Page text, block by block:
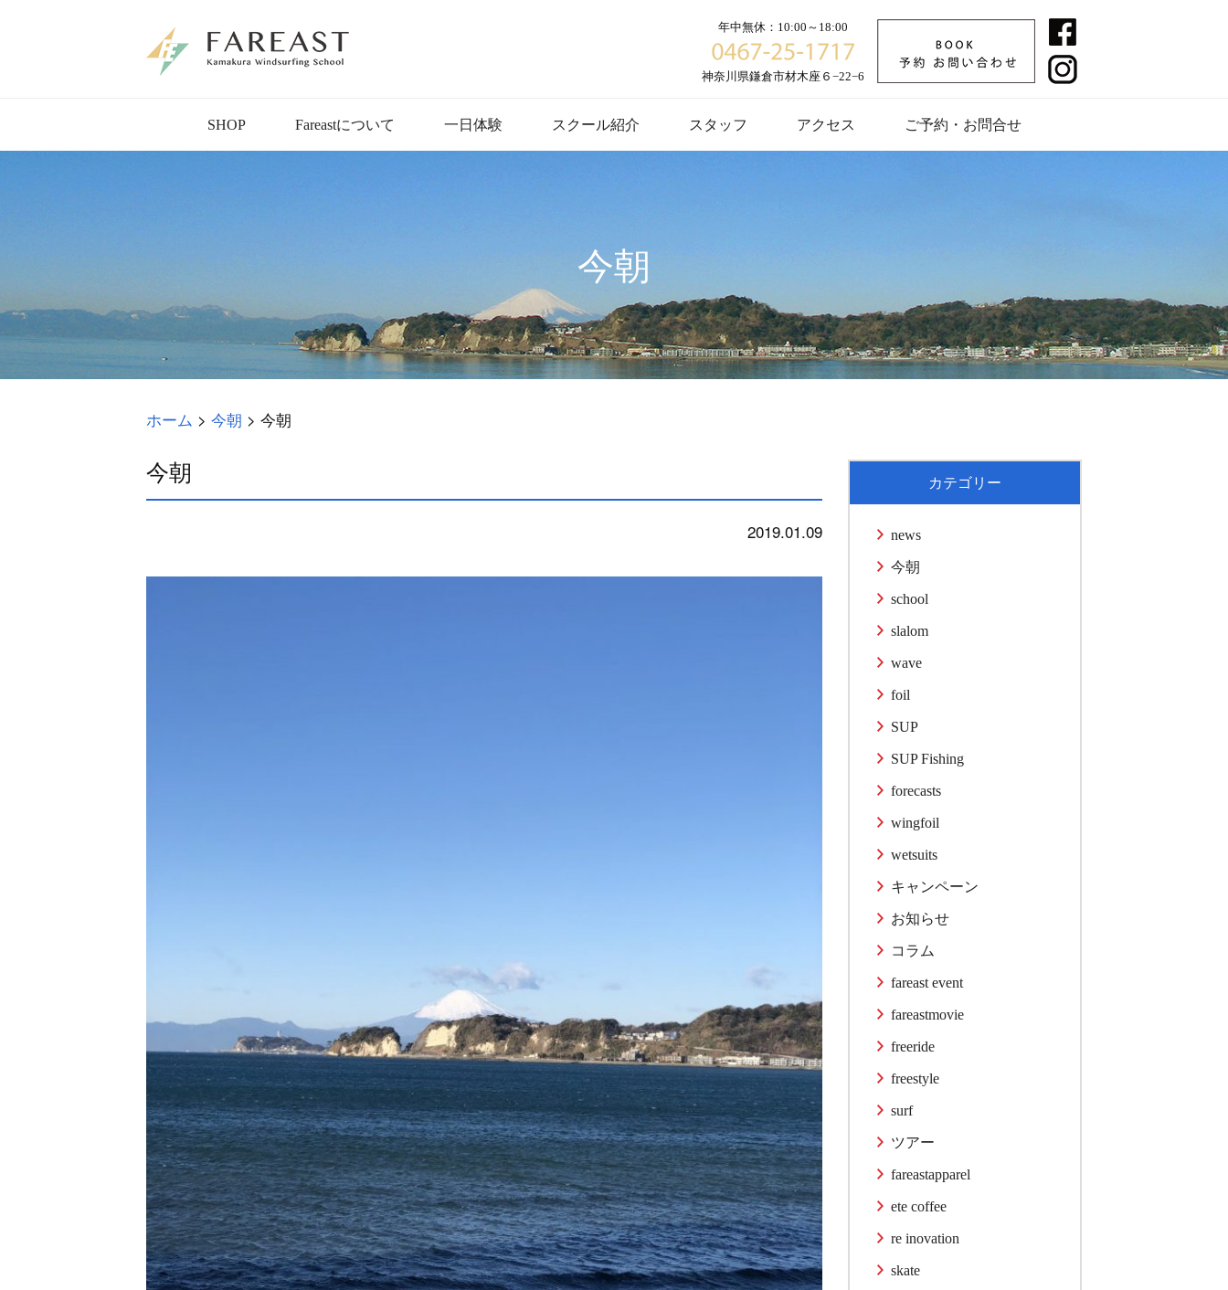
年中無休：10:00～18:00
神奈川県鎌倉市材木座６−22−6
SHOP Fareastについて 一日体験 スクール紹介 スタッフ アクセス ご予約・お問合せ
今朝
ホーム > 今朝 > 今朝
今朝
2019.01.09
カテゴリー
news
今朝
school
slalom
wave
foil
SUP
SUP Fishing
forecasts
wingfoil
wetsuits
キャンペーン
お知らせ
コラム
fareast event
fareastmovie
freeride
freestyle
surf
ツアー
fareastapparel
ete coffee
re inovation
skate